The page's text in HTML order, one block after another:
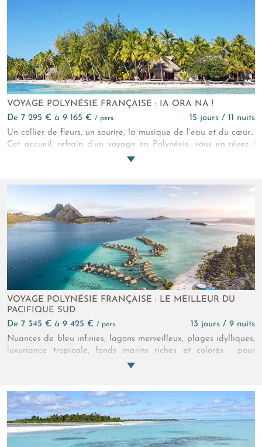
VOYAGE POLYNÉSIE FRANÇAISE : IA ORA NA !
de 7 295 € à 9 165 € / pers.
15 jours / 11 nuits
Un collier de fleurs, un sourire, la musique de l’eau et du cœur…
Cet accueil, refrain d’un voyage en Polynésie, vous en rêvez !
Mais après ? Après, ce sont des heures de randonnée sur des
ornithologie... Alors oui, maintenant on peut le dire... Ia Ora
Na, bienvenue !
VOYAGE POLYNÉSIE FRANÇAISE : LE MEILLEUR DU
PACIFIQUE SUD
de 7 345 € à 9 425 € / pers.
13 jours / 9 nuits
Nuances de bleu infinies, lagons merveilleux, plages idylliques,
luxuriance tropicale, fonds marins riches et colorés : pour
beaucoup ces îles et îlots sont les plus beaux du monde. L’été